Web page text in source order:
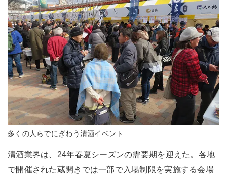
多くの人らでにぎわう清酒イベント
清酒業界は、24年春夏シーズンの需要期を迎えた。各地
で開催された蔵開きでは一部で入場制限を実施する会場